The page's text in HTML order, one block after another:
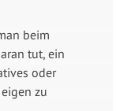
beim
tut, ein
oder
zu